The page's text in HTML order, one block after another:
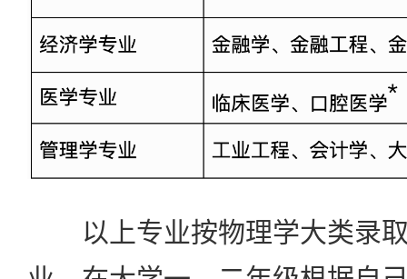
以上专业按物理学大类录取